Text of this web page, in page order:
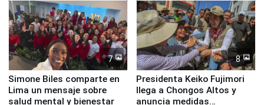
7
Simone Biles comparte en
Lima un mensaje sobre
salud mental y bienestar
8
Presidenta Keiko Fujimori
llega a Chongos Altos y
anuncia medidas